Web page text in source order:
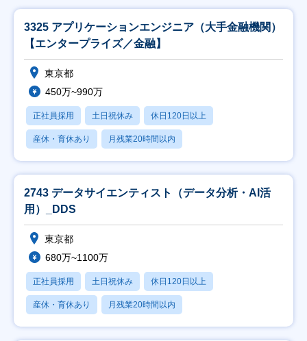
3325 アプリケーションエンジニア（大手金融機関）
【エンタープライズ／金融】
東京都
450万~990万
正社員採用 土日祝休み 休日120日以上
産休・育休あり 月残業20時間以内
2743 データサイエンティスト（データ分析・AI活
用）_DDS
東京都
680万~1100万
正社員採用 土日祝休み 休日120日以上
産休・育休あり 月残業20時間以内